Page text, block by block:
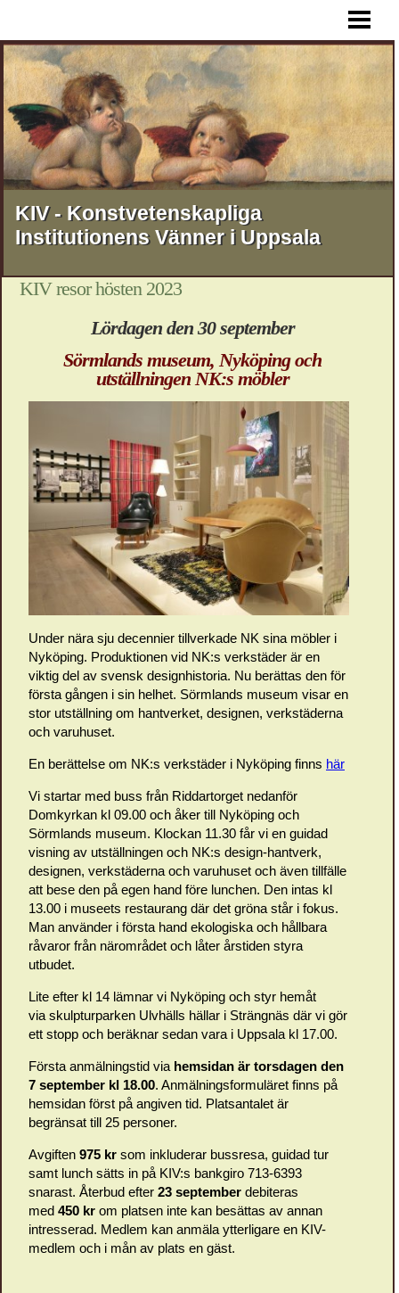
AKTUELLT
FÖREDRAG
RESOR
STIPENDIER
MEDLEMSSKAP
KONTAKT
OM KIV
KIV - Konstvetenskapliga
Institutionens Vänner i Uppsala
KIV resor hösten 2023
Lördagen den 30 september
Sörmlands museum, Nyköping och
utställningen NK:s möbler
Under nära sju decennier tillverkade NK sina möbler i
Nyköping. Produktionen vid NK:s verkstäder är en
viktig del av svensk designhistoria. Nu berättas den för
första gången i sin helhet. Sörmlands museum visar en
stor utställning om hantverket, designen, verkstäderna
och varuhuset.
En berättelse om NK:s verkstäder i Nyköping finns här
Vi startar med buss från Riddartorget nedanför
Domkyrkan kl 09.00 och åker till Nyköping och
Sörmlands museum. Klockan 11.30 får vi en guidad
visning av utställningen och NK:s design-hantverk,
designen, verkstäderna och varuhuset och även tillfälle
att bese den på egen hand före lunchen. Den intas kl
13.00 i museets restaurang där det gröna står i fokus.
Man använder i första hand ekologiska och hållbara
råvaror från närområdet och låter årstiden styra
utbudet.
Lite efter kl 14 lämnar vi Nyköping och styr hemåt
via skulpturparken Ulvhälls hällar i Strängnäs där vi gör
ett stopp och beräknar sedan vara i Uppsala kl 17.00.
Första anmälningstid via hemsidan är torsdagen den
7 september kl 18.00. Anmälningsformuläret finns på
hemsidan först på angiven tid. Platsantalet är
begränsat till 25 personer.
Avgiften 975 kr som inkluderar bussresa, guidad tur
samt lunch sätts in på KIV:s bankgiro 713-6393
snarast. Återbud efter 23 september debiteras
med 450 kr om platsen inte kan besättas av annan
intresserad. Medlem kan anmäla ytterligare en KIV-
medlem och i mån av plats en gäst.